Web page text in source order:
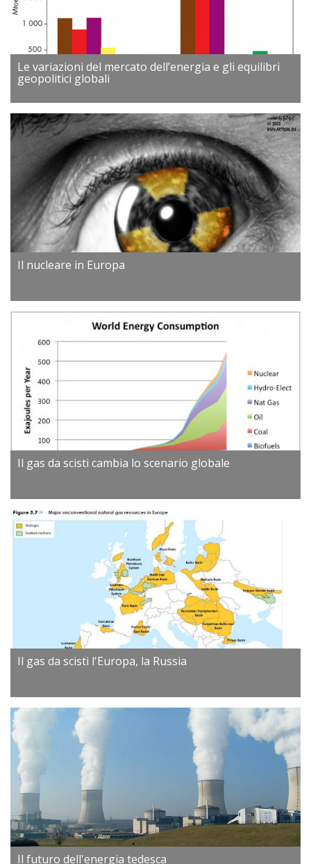
Le variazioni del mercato dell’energia e gli equilibri
geopolitici globali
Il nucleare in Europa
Il gas da scisti cambia lo scenario globale
Il gas da scisti l'Europa, la Russia
Il futuro dell'energia tedesca